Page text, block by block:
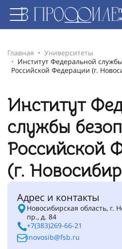
Главная
Университеты
Институт Федеральной
Российской Федерации (г.
Институт
службы
Российской
(г.
Адрес и контакты
Новосибирская область, г.
пр., д. 84
+7(383)269-66-21
inovosib@fsb.ru